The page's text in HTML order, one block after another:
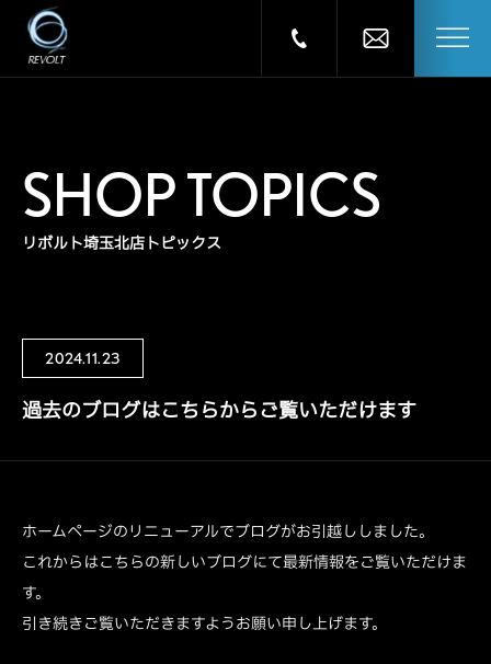
SHOP TOPICS
リボルト埼玉北店トピックス
2024.11.23
過去のブログはこちらからご覧いただけます
ホームページのリニューアルでブログがお引越ししました。
これからはこちらの新しいブログにて最新情報をご覧いただけま
す。
引き続きご覧いただきますようお願い申し上げます。